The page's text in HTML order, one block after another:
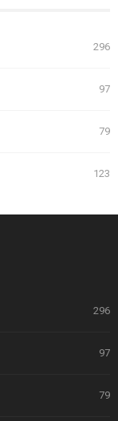
296
97
79
123
296
97
79